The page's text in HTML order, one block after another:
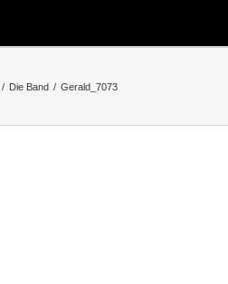
/ Die Band / Gerald_7073